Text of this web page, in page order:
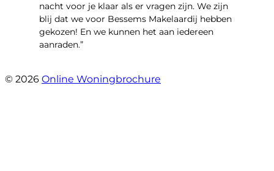
nacht voor je klaar als er vragen zijn. We zijn
blij dat we voor Bessems Makelaardij hebben
gekozen! En we kunnen het aan iedereen
aanraden.”
© 2026 Online Woningbrochure